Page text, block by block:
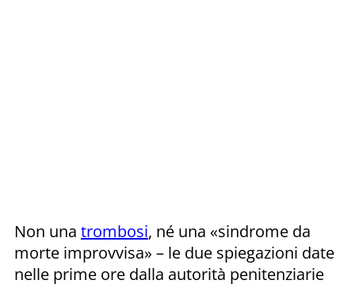
Non una trombosi, né una «sindrome da
morte improvvisa» – le due spiegazioni date
nelle prime ore dalla autorità penitenziarie